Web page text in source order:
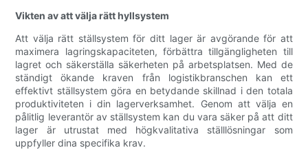
Vikten av att välja rätt hyllsystem
Att välja rätt ställsystem för ditt lager är avgörande för att
maximera lagringskapaciteten, förbättra tillgängligheten till
lagret och säkerställa säkerheten på arbetsplatsen. Med de
ständigt ökande kraven från logistikbranschen kan ett
effektivt ställsystem göra en betydande skillnad i den totala
produktiviteten i din lagerverksamhet. Genom att välja en
pålitlig leverantör av ställsystem kan du vara säker på att ditt
lager är utrustat med högkvalitativa ställlösningar som
uppfyller dina specifika krav.